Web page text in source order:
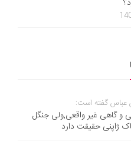
عباس گفته است:
و گاهی غیر واقعی,ولی جنگل
ژاپنی حقیقت دارد